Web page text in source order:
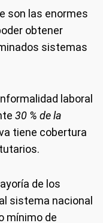
son las enormes
obtener
sistemas
laboral
30 % de la
tiene cobertura
de los
sistema nacional
mínimo de